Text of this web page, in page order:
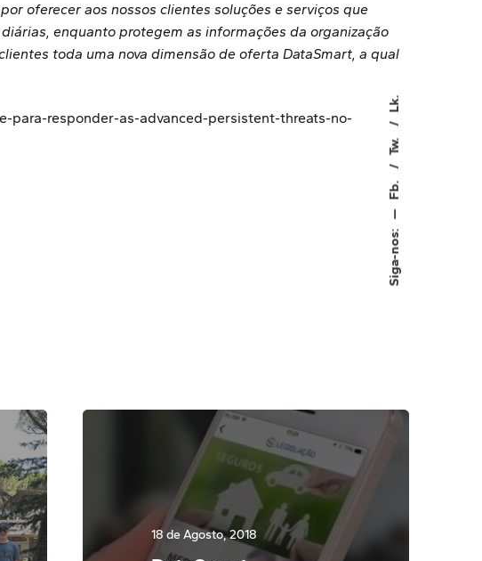
Siga-nos:
—
Fb.
Tw.
Lk.
oferecer aos nossos clientes soluções e serviços que
enquanto protegem as informações da organização
toda uma nova dimensão de oferta DataSmart, a qual
para-responder-as-advanced-persistent-threats-no-
18 de Agosto, 2018